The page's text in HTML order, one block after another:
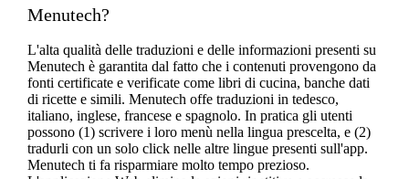
Menutech?
L'alta qualità delle traduzioni e delle informazioni presenti su
Menutech è garantita dal fatto che i contenuti provengono da
fonti certificate e verificate come libri di cucina, banche dati
di ricette e simili. Menutech offe traduzioni in tedesco,
italiano, inglese, francese e spagnolo. In pratica gli utenti
possono (1) scrivere i loro menù nella lingua prescelta, e (2)
tradurli con un solo click nelle altre lingue presenti sull'app.
Menutech ti fa risparmiare molto tempo prezioso.